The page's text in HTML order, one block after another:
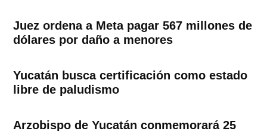
Juez ordena a Meta pagar 567 millones de
dólares por daño a menores
Yucatán busca certificación como estado
libre de paludismo
Arzobispo de Yucatán conmemorará 25